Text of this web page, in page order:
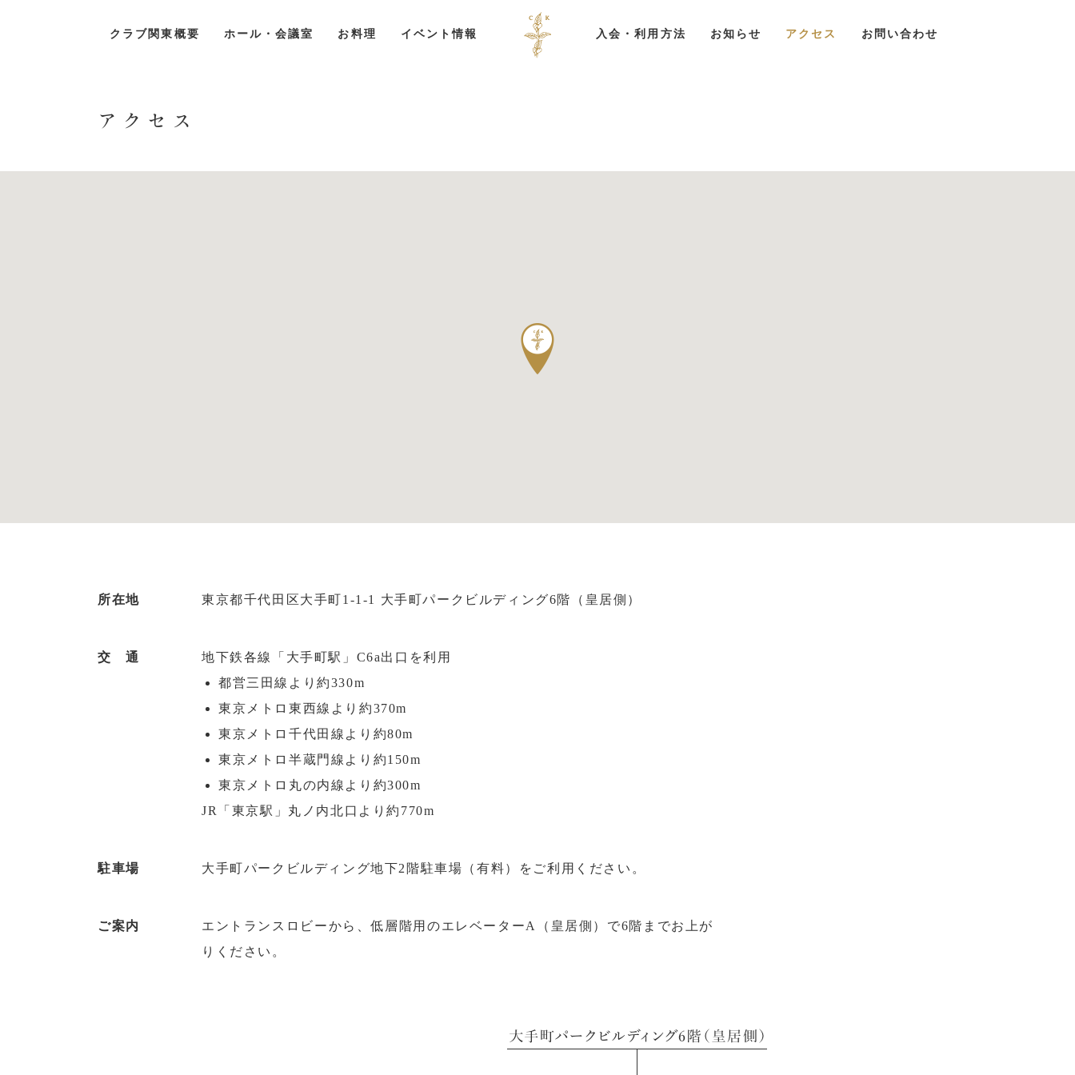
クラブ関東概要 ホール・会議室 お料理 イベント情報 入会・利用方法 お知らせ アクセス お問い合わせ
所在地 東京都千代田区大手町1-1-1 大手町パークビルディング6階（皇居側）
交 通
地下鉄各線「大手町駅」C6a出口を利用
都営三田線より約330m
東京メトロ東西線より約370m
東京メトロ千代田線より約80m
東京メトロ半蔵門線より約150m
東京メトロ丸の内線より約300m
JR「東京駅」丸ノ内北口より約770m
駐車場 大手町パークビルディング地下2階駐車場（有料）をご利用ください。
ご案内
エントランスロビーから、低層階用のエレベーターA（皇居側）で6階までお上が
りください。